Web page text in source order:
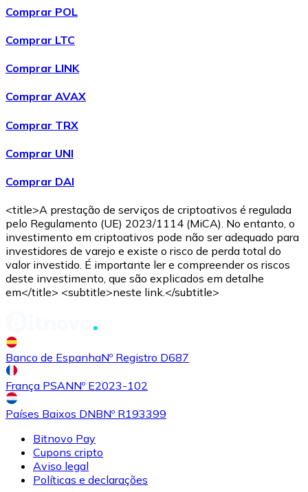
com cartão
ComprarAvalanchecom transferência bancáriascom
cartão
AVAX
ComprarShiba Inucom transferência bancárias
cartão
SHIB
Comprar POL
Comprar LTC
Comprar LINK
Comprar AVAX
Comprar TRX
Comprar UNI
Comprar DAI
<title>A prestação de serviços de criptoativos é regulada
pelo Regulamento (UE) 2023/1114 (MiCA). No entanto, o
investimento em criptoativos pode não ser adequado para
investidores de varejo e existe o risco de perda total do
valor investido. É importante ler e compreender os riscos
deste investimento, que são explicados em detalhe
em</title> <subtitle>neste link.</subtitle>
Banco de EspanhaNº Registro D687
França PSANNº E2023-102
Países Baixos DNBNº R193399
Bitnovo Pay
Cupons cripto
Aviso legal
Políticas e declarações